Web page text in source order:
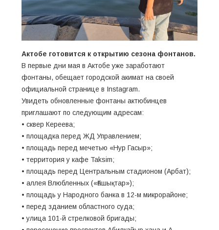
Актобе готовится к открытию сезона фонтанов.
В первые дни мая в Актобе уже заработают
фонтаны, обещает городской акимат на своей
официальной странице в Instagram.
Увидеть обновленные фонтаны актюбинцев
приглашают по следующим адресам:
• сквер Кереева;
• площадка перед ЖД Управлением;
• площадь перед мечетью «Нур Гасыр»;
• территория у кафе Taksim;
• площадь перед Центральным стадионом (Арбат);
• аллея Влюбленных («Ғашықтар»);
• площадь у Народного банка в 12-м микрорайоне;
• перед зданием областного суда;
• улица 101-й стрелковой бригады;